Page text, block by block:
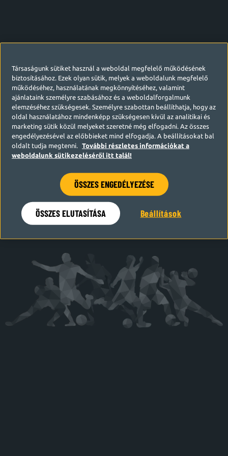
Hamarosan visszatérünk
Társaságunk sütiket használ a weboldal megfelelő működésének
biztosításához. Ezek olyan sütik, melyek a weboldalunk megfelelő
működéséhez, használatának megkönnyítéséhez, valamint
ajánlataink személyre szabásához és a weboldalforgalmunk
elemzéséhez szükségesek. Személyre szabottan beállíthatja, hogy az
oldal használatához mindenképp szükségesen kívül az analitikai és
marketing sütik közül melyeket szeretné még elfogadni. Az összes
engedélyezésével az előbbieket mind elfogadja. A beállításokat bal
oldalt tudja megtenni.
További részletes információkat a
weboldalunk sütikezeléséről itt talál!
ÖSSZES ENGEDÉLYEZÉSE
ÖSSZES ELUTASÍTÁSA Beállítások